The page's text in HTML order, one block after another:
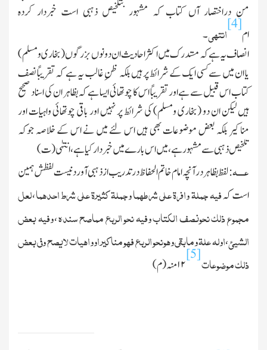
من دراختصار آں کتاب کہ مشہور بتلخیص ذہبی است خبردار کردہ
ام
[4]انتہی۔
انصاف یہ ہے کہ مستدرك میں اکثر احادیث ان دونوں بزرگوں (بخاری ومسلم)
یا ان میں سے کسی ایك کے شرائط پر ہیں بلکہ ظنِ غالب یہ ہے کہ تقریبًا نصف
کتاب اس قبیل سے ہے اور تقریبًا اس کا چوتھائی ایسا ہے کہ بظاہر ان کی اسناد صحیح
ہیں لیکن ان دو (بخاری ومسلم) کی شرائط پر نہیں اور باقی چوتھائی واہیات اور
مناکیر بلکہ بعض موضوعات بھی ہیں اس لئے میں نے اس کے خلاصہ جوکہ
تلخیص ذہبی سے مشہور ہے ، میں اس بارے میں خبردار کیا ہے ، انتہٰی (ت)
عــــہ: لفظ بظاہر درآنچہ امام خاتم الحفاظ درتدریب ازذہبی آور دنیست لفظش ہمین
است کہفیہ جملۃ وافرۃ علی شرطھما وجملۃ کثیرۃ علی شرط احدھما،لعل
مجموع ذلك نحونصف الکتاب وفیہ نحو الربع مماصح سندہ،وفیہ بعض
الشیئ،اولہ علۃ ومابقی وھونحو الربع فھو مناکیر اوواھیات لایصح وفی بعض
ذلك موضوعات[5]
۱۲منہ (م)